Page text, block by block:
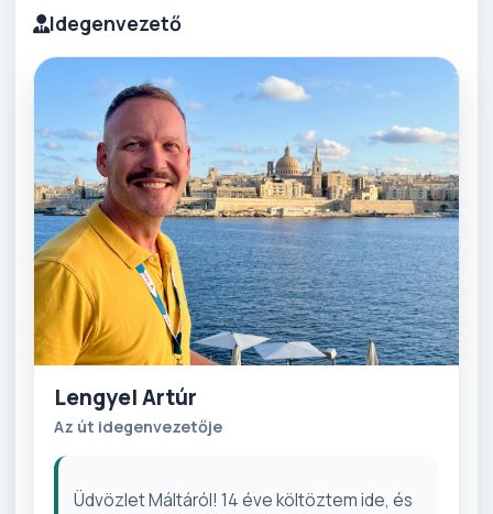
Idegenvezető
Lengyel Artúr
Az út idegenvezetője
Üdvözlet Máltáról! 14 éve költöztem ide, és